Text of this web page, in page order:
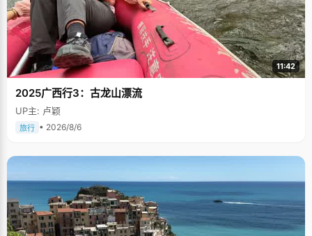
11:42
2025广西行3：古龙山漂流
UP主: 卢颖
旅行 • 2026/8/6